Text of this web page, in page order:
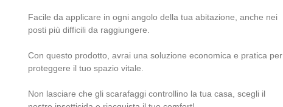
Facile da applicare in ogni angolo della tua abitazione, anche nei
posti più difficili da raggiungere.
Con questo prodotto, avrai una soluzione economica e pratica per
proteggere il tuo spazio vitale.
Non lasciare che gli scarafaggi controllino la tua casa, scegli il